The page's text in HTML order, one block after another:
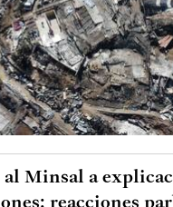
Minsal a
reacciones